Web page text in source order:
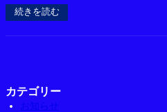
続きを読む
カテゴリー
お知らせ